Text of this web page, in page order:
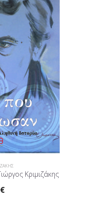
Κριμιζάκης
€